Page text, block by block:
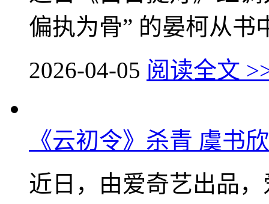
偏执为骨” 的晏柯从书
2026-04-05 阅读全文
《云初令》杀青 虞书
近日，由爱奇艺出品